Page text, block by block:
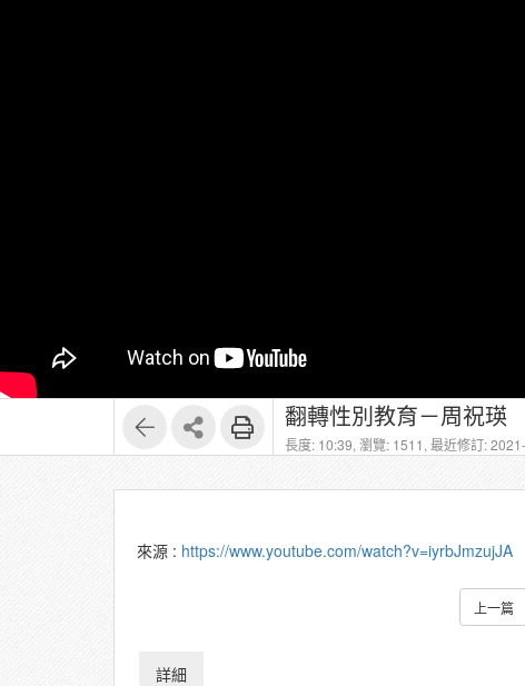
翻轉性別教育－周祝
長度: 10:39, 瀏覽: 1511, 最近修訂:
來源 : https://www.youtube.com/watch?v=iyrbJmzujJA
上一篇
詳細